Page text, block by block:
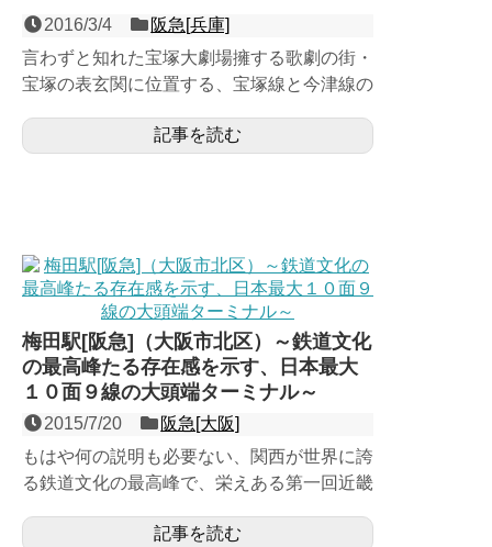
2016/3/4
阪急[兵庫]
言わずと知れた宝塚大劇場擁する歌劇の街・
宝塚の表玄関に位置する、宝塚線と今津線の
るJR宝塚駅を開業さ...記事を読む
梅田駅[阪急]（大阪市北区）～鉄道文化
の最高峰たる存在感を示す、日本最大
１０面９線の大頭端ターミナル～
2015/7/20
阪急[大阪]
もはや何の説明も必要ない、関西が世界に誇
る鉄道文化の最高峰で、栄えある第一回近畿
でしか見ることが出来...
記事を読む